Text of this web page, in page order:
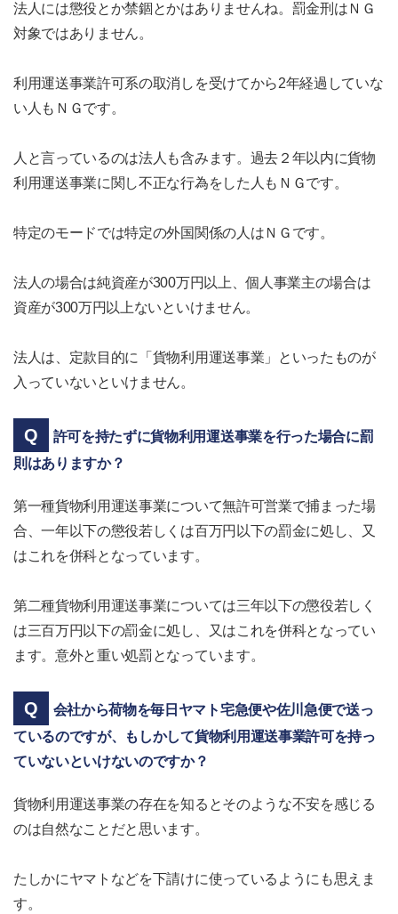
法人には懲役とか禁錮とかはありませんね。罰金刑はＮＧ
対象ではありません。
利用運送事業許可系の取消しを受けてから2年経過していな
い人もＮＧです。
人と言っているのは法人も含みます。過去２年以内に貨物
利用運送事業に関し不正な行為をした人もＮＧです。
特定のモードでは特定の外国関係の人はＮＧです。
法人の場合は純資産が300万円以上、個人事業主の場合は
資産が300万円以上ないといけません。
法人は、定款目的に「貨物利用運送事業」といったものが
入っていないといけません。
許可を持たずに貨物利用運送事業を行った場合に罰
則はありますか？
第一種貨物利用運送事業について無許可営業で捕まった場
合、一年以下の懲役若しくは百万円以下の罰金に処し、又
はこれを併科となっています。
第二種貨物利用運送事業については三年以下の懲役若しく
は三百万円以下の罰金に処し、又はこれを併科となってい
ます。意外と重い処罰となっています。
会社から荷物を毎日ヤマト宅急便や佐川急便で送っ
ているのですが、もしかして貨物利用運送事業許可を持っ
ていないといけないのですか？
貨物利用運送事業の存在を知るとそのような不安を感じる
のは自然なことだと思います。
たしかにヤマトなどを下請けに使っているようにも思えま
す。